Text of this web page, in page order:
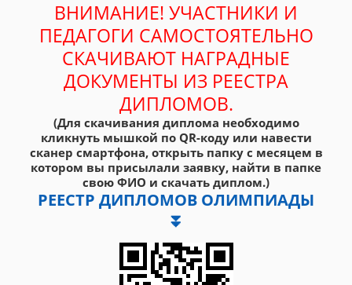
ВНИМАНИЕ! УЧАСТНИКИ И
ПЕДАГОГИ САМОСТОЯТЕЛЬНО
СКАЧИВАЮТ НАГРАДНЫЕ
ДОКУМЕНТЫ ИЗ РЕЕСТРА
ДИПЛОМОВ.
(Для скачивания диплома необходимо
кликнуть мышкой по QR-коду или навести
сканер смартфона, открыть папку с месяцем в
котором вы присылали заявку, найти в папке
свою ФИО и скачать диплом.)
РЕЕСТР ДИПЛОМОВ ОЛИМПИАДЫ
⏬